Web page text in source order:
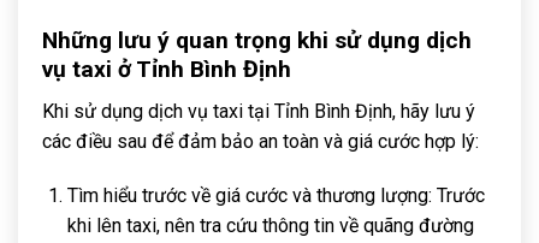
Những lưu ý quan trọng khi sử dụng dịch
vụ taxi ở Tỉnh Bình Định
Khi sử dụng dịch vụ taxi tại Tỉnh Bình Định, hãy lưu ý
các điều sau để đảm bảo an toàn và giá cước hợp lý:
Tìm hiểu trước về giá cước và thương lượng: Trước
khi lên taxi, nên tra cứu thông tin về quãng đường